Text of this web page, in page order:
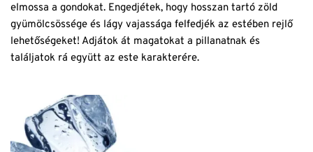
elmossa a gondokat. Engedjétek, hogy hosszan tartó zöld
gyümölcsössége és lágy vajassága felfedjék az estében rejlő
lehetőségeket! Adjátok át magatokat a pillanatnak és
találjatok rá együtt az este karakterére.